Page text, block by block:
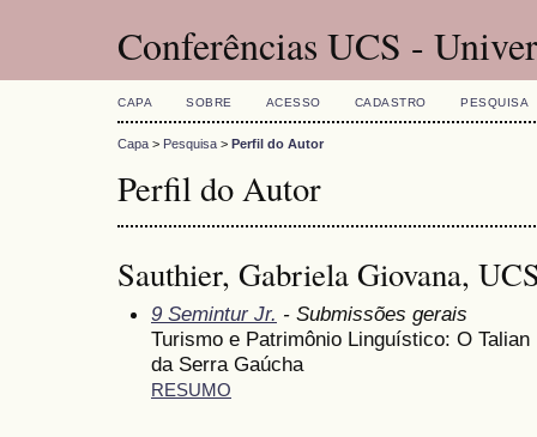
Conferências UCS -
CAPA SOBRE ACESSO CADASTRO PESQUISA
Capa > Pesquisa > Perfil do Autor
Perfil do Autor
Sauthier, Gabriela Giovana,
9 Semintur Jr. - Submissões gerais
Turismo e Patrimônio Linguístico: O
da Serra Gaúcha
RESUMO